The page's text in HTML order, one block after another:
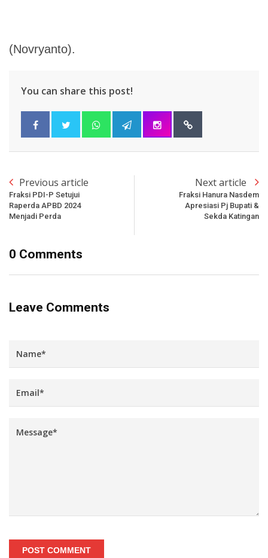
(Novryanto).
You can share this post!
Previous article
Fraksi PDI-P Setujui
Raperda APBD 2024
Menjadi Perda
Next article
Fraksi Hanura Nasdem
Apresiasi Pj Bupati &
Sekda Katingan
0 Comments
Leave Comments
POST COMMENT